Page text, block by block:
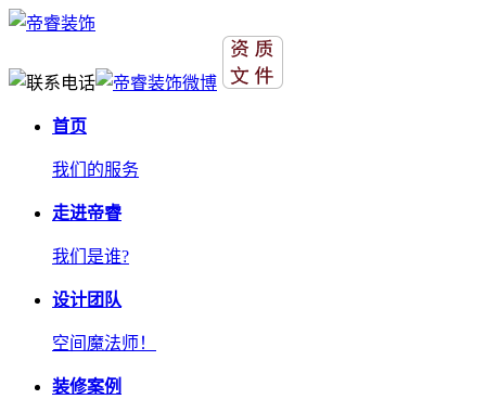
首页
我们的服务
走进帝睿
我们是谁?
设计团队
空间魔法师！
装修案例